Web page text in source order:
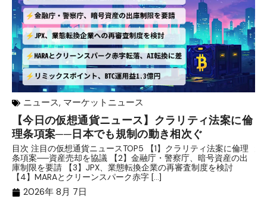
ニュース, マーケットニュース
【今日の仮想通貨ニュース】クラリティ法案に倫
理条項案──日本でも規制の動き相次ぐ
目次 注目の仮想通貨ニュースTOP5 【1】クラリティ法案に倫理
条項案──資産売却を協議 【2】金融庁・警察庁、暗号資産の出
庫制限を要請 【3】JPX、業態転換企業の再審査制度を検討
【4】MARAとクリーンスパーク赤字 […]
2026年 8月 7日